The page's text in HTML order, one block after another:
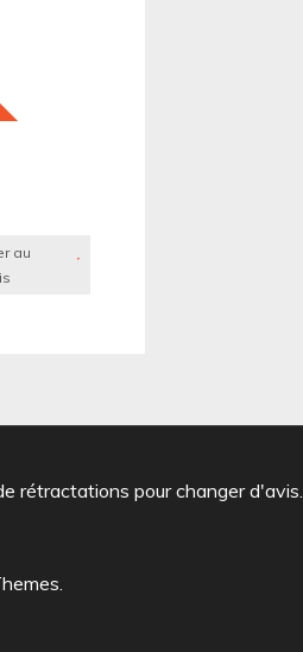
au
rétractations pour changer d'avis.
.